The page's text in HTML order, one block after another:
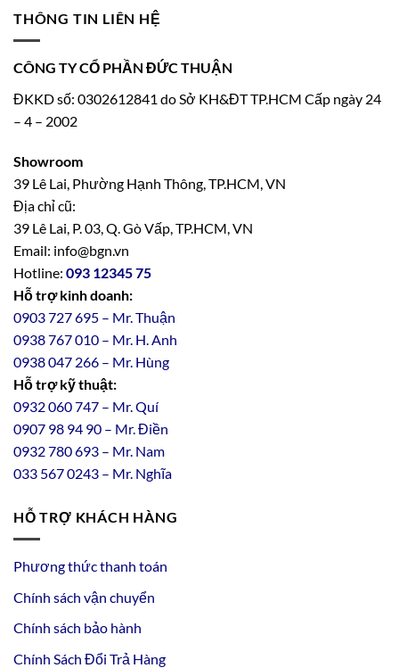
THÔNG TIN LIÊN HỆ
CÔNG TY CỔ PHẦN ĐỨC THUẬN
ĐKKD số: 0302612841 do Sở KH&ĐT TP.HCM Cấp ngày 24
– 4 – 2002
Showroom
39 Lê Lai, Phường Hạnh Thông, TP.HCM, VN
Địa chỉ cũ:
39 Lê Lai, P. 03, Q. Gò Vấp, TP.HCM, VN
Email: info@bgn.vn
Hotline: 093 12345 75
Hỗ trợ kinh doanh:
0903 727 695 – Mr. Thuận
0938 767 010 – Mr. H. Anh
0938 047 266 – Mr. Hùng
Hỗ trợ kỹ thuật:
0932 060 747 – Mr. Quí
0907 98 94 90 – Mr. Điền
0932780693 – Mr. Nam
033 567 0243 – Mr. Nghĩa
HỖ TRỢ KHÁCH HÀNG
Phương thức thanh toán
Chính sách vận chuyển
Chính sách bảo hành
Chính Sách Đổi Trả Hàng